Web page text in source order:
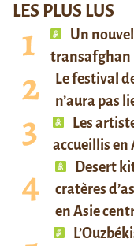
LES PLUS LUS
Un
transafghan
Le festival
n’aura pas
Les
accueillis en
Desert
cratères
en Asie